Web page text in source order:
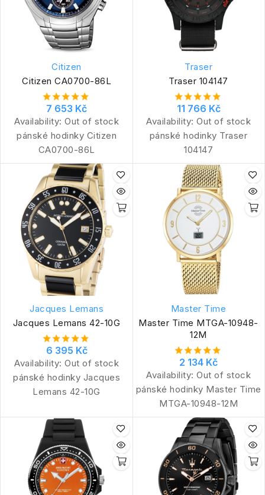
Citizen
Citizen CA0700-86L
7 653 Kč
Availability: Out of stock
pánské hodinky Citizen
CA0700-86L
Traser
Traser 104147
11 766 Kč
Availability: Out of stock
pánské hodinky Traser
104147
Jacques Lemans
Jacques Lemans 42-10G
6 395 Kč
Availability: Out of stock
pánské hodinky Jacques
Lemans 42-10G
Master Time
Master Time MTGA-10948-
12M
2 134 Kč
Availability: Out of stock
pánské hodinky Master Time
MTGA-10948-12M